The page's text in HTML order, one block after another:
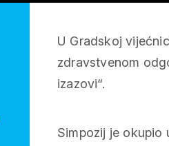
U Gradskoj
zdravstvenom
izazovi“.
Simpozij je okupio